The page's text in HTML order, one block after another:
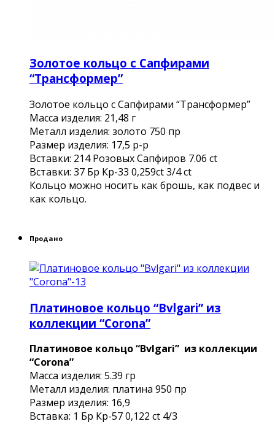
Золотое кольцо с Сапфирами
“Трансформер”
Золотое кольцо с Сапфирами “Трансформер”
Масса изделия: 21,48 г
Металл изделия: золото 750 пр
Размер изделия: 17,5 р-р
Вставки: 214 Розовых Сапфиров 7.06 ct
Вставки: 37 Бр Кр-33 0,259ct 3/4 ct
Кольцо можно носить как брошь, как подвес и
как кольцо.
Продано
Платиновое кольцо “Bvlgari” из
коллекции “Corona”
Платиновое кольцо “Bvlgari” из коллекции
“Corona”
Масса изделия: 5.39 гр
Металл изделия: платина 950 пр
Размер изделия: 16,9
Вставка: 1 Бр Кр-57 0,122 сt 4/3